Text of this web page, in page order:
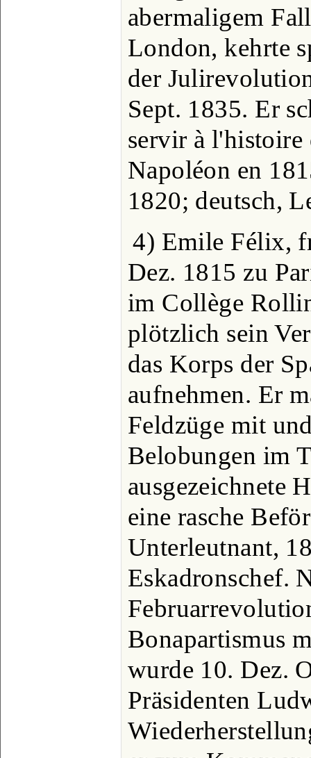
abermaligem
London, kehrte
der
Sept. 1835. Er
servir à l'histoire
Napoléon en
1820; deutsch,
4) Emile Félix,
Dez. 1815 zu
im Collège
plötzlich sein
das Korps der
aufnehmen. Er
Feldzüge mit
Belobungen im
ausgezeichnete
eine rasche
Unterleutnant,
Eskadronschef.
Bonapartismus
wurde 10. Dez.
Präsidenten